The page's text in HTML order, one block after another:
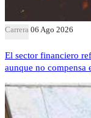
Carrera 06 Ago 2026
El sector financiero
aunque no